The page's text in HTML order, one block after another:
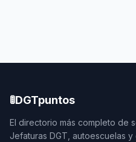
🚦DGTpuntos
El directorio más completo de
Jefaturas DGT, autoescuelas y